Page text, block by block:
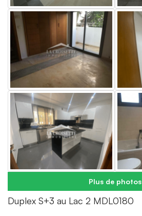
Plus de photos
Duplex S+3 au Lac 2 MDL0180